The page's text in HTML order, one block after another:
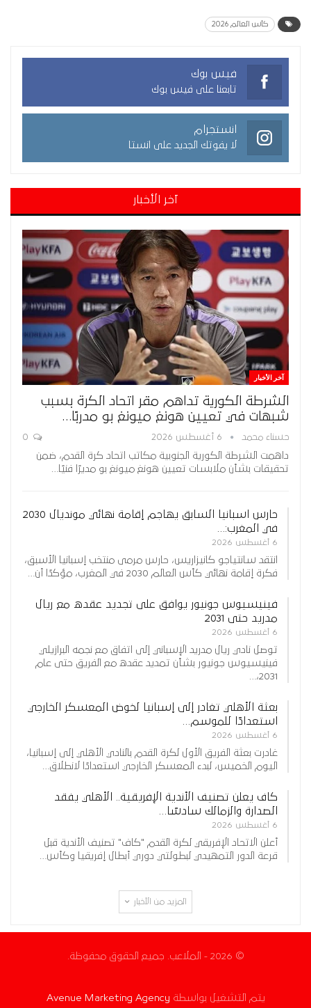
كأس العالم 2026
فيس بوك
تابعنا على فيس بوك
انستجرام
لا يفوتك الجديد على انستا
آخر الأخبار
آخر الأخبار
الشرطة الكورية تداهم مقر اتحاد الكرة بسبب
شبهات في تعيين هونغ ميونغ بو مدربًا…
حسناء محمد 6 أغسطس 2026
داهمت الشرطة الكورية الجنوبية مكاتب اتحاد كرة القدم، ضمن
تحقيقات بشأن ملابسات تعيين هونغ ميونغ بو مديرًا فنيًا…
حارس اسبانيا السابق يهاجم إقامة نهائي مونديال 2030
في المغرب:…
6 أغسطس 2026
انتقد سانتياجو كانيزاريس، حارس مرمى منتخب إسبانيا الأسبق،
فكرة إقامة نهائي كأس العالم 2030 في المغرب، مؤكدًا أن…
فينيسيوس جونيور يوافق على تجديد عقده مع ريال
مدريد حتى 2031
6 أغسطس 2026
توصل نادي ريال مدريد الإسباني إلى اتفاق مع نجمه البرازيلي
فينيسيوس جونيور بشأن تمديد عقده مع الفريق حتى عام
2031،…
بعثة الأهلي تغادر إلى إسبانيا لخوض المعسكر الخارجي
استعدادًا للموسم…
6 أغسطس 2026
غادرت بعثة الفريق الأول لكرة القدم بالنادي الأهلي إلى إسبانيا،
اليوم الخميس، لبدء المعسكر الخارجي استعدادًا لانطلاق…
كاف يعلن تصنيف الأندية الإفريقية.. الأهلي يفقد
الصدارة والزمالك سادسًا…
6 أغسطس 2026
أعلن الاتحاد الإفريقي لكرة القدم "كاف" تصنيف الأندية قبل
قرعة الدور التمهيدي لبطولتي دوري أبطال إفريقيا وكأس…
المزيد من الأخبار
© 2026 - الملاعب. جميع الحقوق محفوظة.
يتم التشغيل بواسطة Avenue Marketing Agency